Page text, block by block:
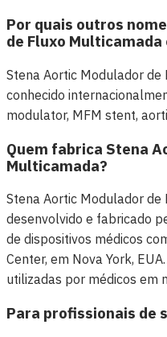
Por quais outros
de Fluxo Multicamada
Stena Aortic Modulador
conhecido
modulator, MFM stent,
Quem fabrica Stena
Multicamada?
Stena Aortic Modulador de
desenvolvido e fabricado
de dispositivos médicos
Center, em Nova York,
utilizadas por médicos em
Para profissionais de